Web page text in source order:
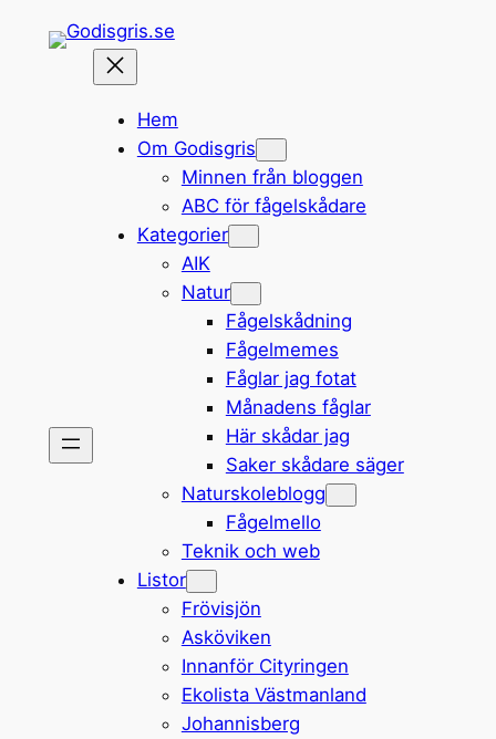
Hem
Om Godisgris
Minnen från bloggen
ABC för fågelskådare
Kategorier
AIK
Natur
Fågelskådning
Fågelmemes
Fåglar jag fotat
Månadens fåglar
Här skådar jag
Saker skådare säger
Naturskoleblogg
Fågelmello
Teknik och web
Listor
Frövisjön
Asköviken
Innanför Cityringen
Ekolista Västmanland
Johannisberg